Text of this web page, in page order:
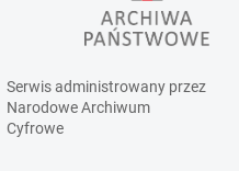
Serwis administrowany przez
Narodowe Archiwum
Cyfrowe